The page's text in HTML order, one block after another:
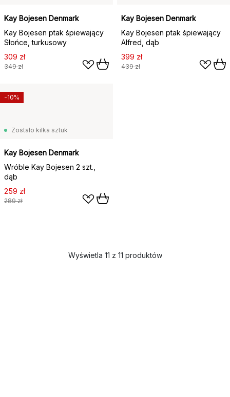
Kay Bojesen Denmark
Kay Bojesen ptak śpiewający
Słońce, turkusowy
309 zł
349 zł
Kay Bojesen Denmark
Kay Bojesen ptak śpiewający
Alfred, dąb
399 zł
439 zł
Zostało kilka sztuk
Kay Bojesen Denmark
Wróble Kay Bojesen 2 szt.,
dąb
259 zł
289 zł
-10%
Wyświetla 11 z 11 produktów